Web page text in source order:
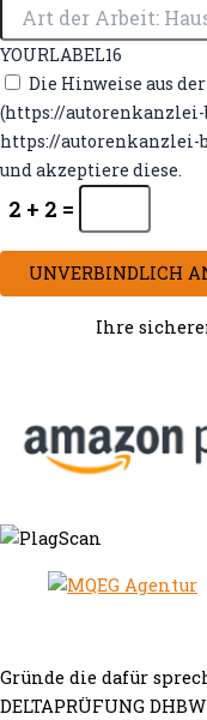
YOURLABEL16
Die Hinweise aus
(https://
https://autorenkanzlei-
und akzeptiere diese.
2 + 2 =
UNVERBINDLICH
Ihre
Gründe die dafür
DELTAPRÜFUNG